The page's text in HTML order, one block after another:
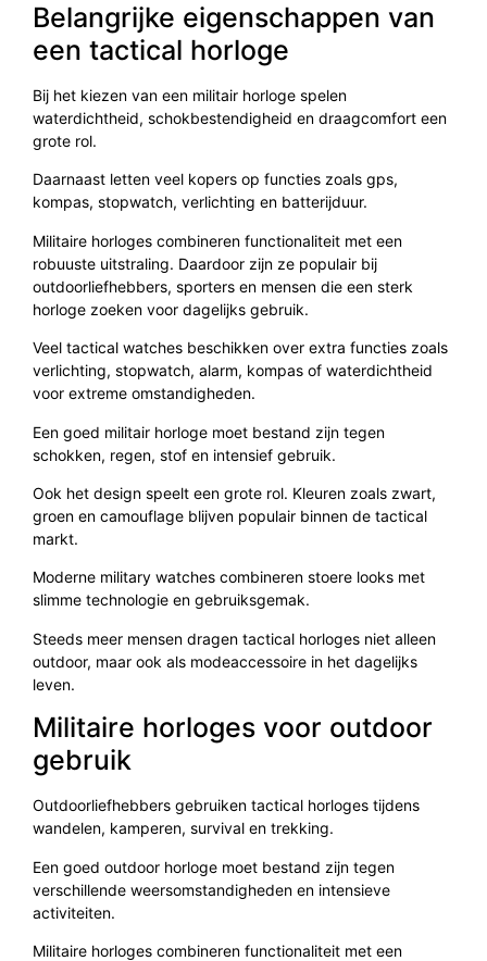
Belangrijke eigenschappen van
een tactical horloge
Bij het kiezen van een militair horloge spelen
waterdichtheid, schokbestendigheid en draagcomfort een
grote rol.
Daarnaast letten veel kopers op functies zoals gps,
kompas, stopwatch, verlichting en batterijduur.
Militaire horloges combineren functionaliteit met een
robuuste uitstraling. Daardoor zijn ze populair bij
outdoorliefhebbers, sporters en mensen die een sterk
horloge zoeken voor dagelijks gebruik.
Veel tactical watches beschikken over extra functies zoals
verlichting, stopwatch, alarm, kompas of waterdichtheid
voor extreme omstandigheden.
Een goed militair horloge moet bestand zijn tegen
schokken, regen, stof en intensief gebruik.
Ook het design speelt een grote rol. Kleuren zoals zwart,
groen en camouflage blijven populair binnen de tactical
markt.
Moderne military watches combineren stoere looks met
slimme technologie en gebruiksgemak.
Steeds meer mensen dragen tactical horloges niet alleen
outdoor, maar ook als modeaccessoire in het dagelijks
leven.
Militaire horloges voor outdoor
gebruik
Outdoorliefhebbers gebruiken tactical horloges tijdens
wandelen, kamperen, survival en trekking.
Een goed outdoor horloge moet bestand zijn tegen
verschillende weersomstandigheden en intensieve
activiteiten.
Militaire horloges combineren functionaliteit met een